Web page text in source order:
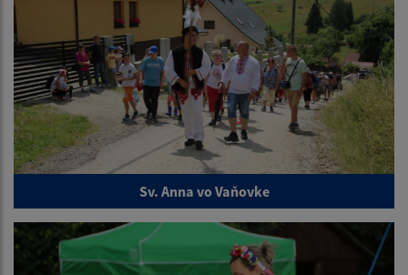
Sv. Anna vo Vaňovke